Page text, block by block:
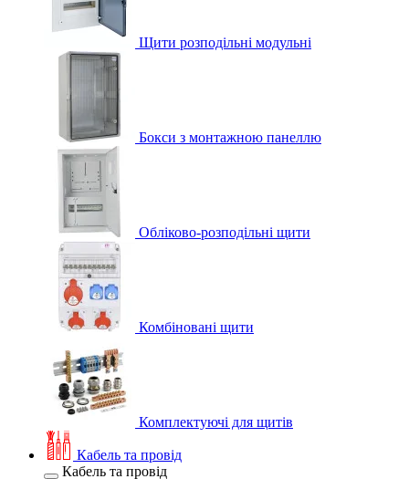
Щити розподільні модульні
Бокси з монтажною панеллю
Обліково-розподільні щити
Комбіновані щити
Комплектуючі для щитів
Кабель та провід
Кабель та провід